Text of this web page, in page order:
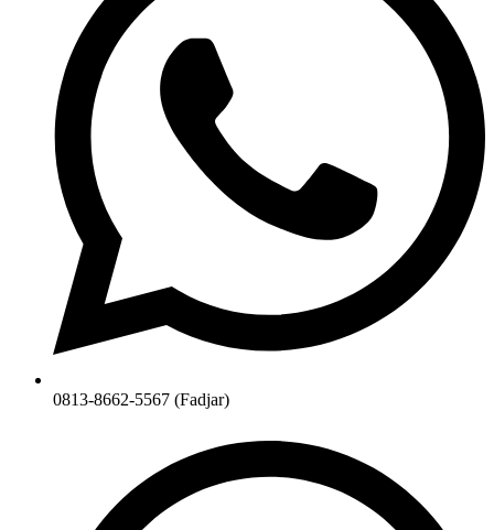
0813-8662-5567 (Fadjar)